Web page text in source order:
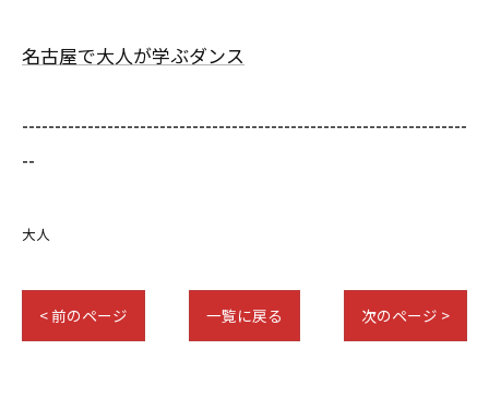
名古屋で大人が学ぶダンス
--------------------------------------------------------------------
--
大人
< 前のページ 一覧に戻る 次のページ >